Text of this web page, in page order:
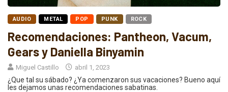
AUDIO METAL POP PUNK ROCK
Recomendaciones: Pantheon, Vacum,
Gears y Daniella Binyamin
Miguel Castillo abril 1, 2023
¿Que tal su sábado? ¿Ya comenzaron sus vacaciones? Bueno aquí
les dejamos unas recomendaciones sabatinas.